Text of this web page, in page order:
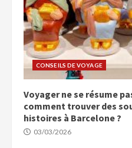
CONSEILS DE VOYAGE
Voyager ne se résume
comment trouver des
histoires à Barcelone ?
03/03/2026